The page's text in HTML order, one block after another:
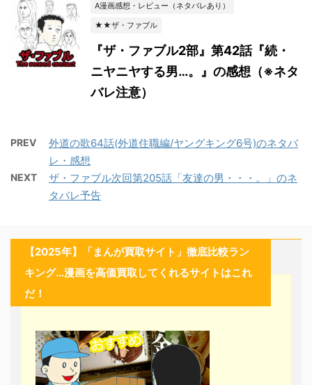
A漫画感想・レビュー（ネタバレあり）
★★ザ・ファブル
『ザ・ファブル2部』第42話『続・
ニヤニヤする男…。』の感想（※ネタ
バレ注意）
PREV
外道の歌64話(外道住職編/ヤングキング6号)のネタバ
レ・感想
NEXT
ザ・ファブル次回第205話「友達の男・・・。」のネ
タバレ予告
【2025年】「まんが買取サイト」徹底比較ラン
キング…漫画を高価買取してくれるサイトはこれ
だ！